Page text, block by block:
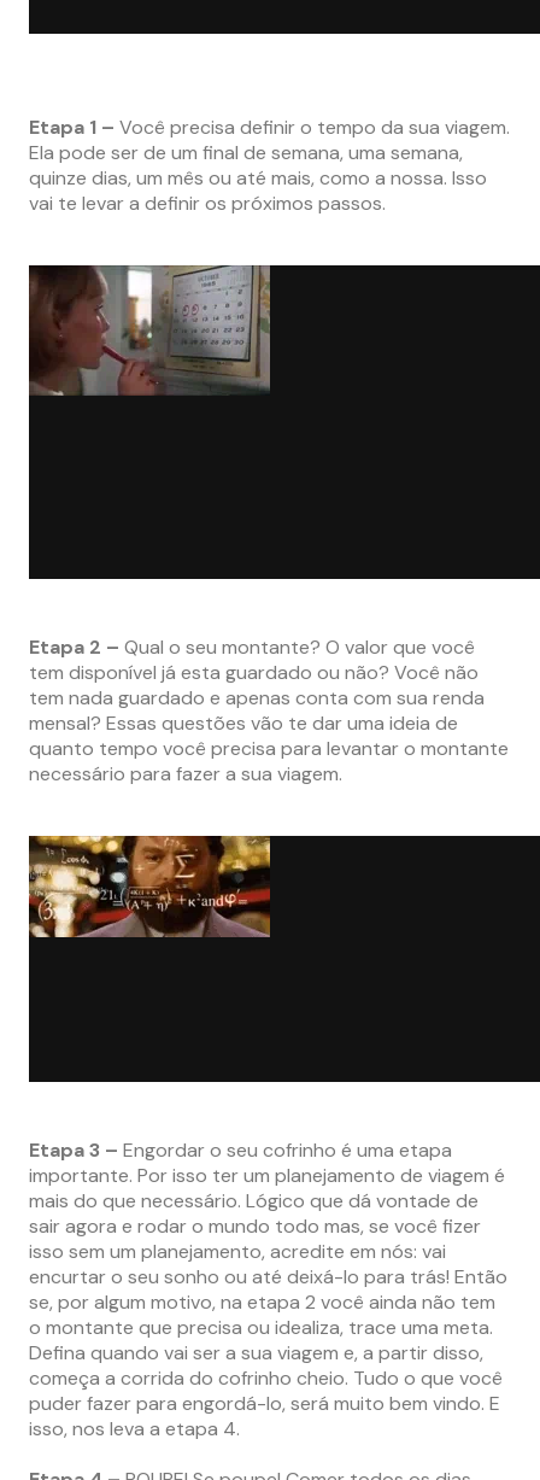
Etapa 1 – Você precisa definir o tempo da sua viagem.
Ela pode ser de um final de semana, uma semana,
quinze dias, um mês ou até mais, como a nossa. Isso
vai te levar a definir os próximos passos.
Etapa 2 – Qual o seu montante? O valor que você
tem disponível já esta guardado ou não? Você não
tem nada guardado e apenas conta com sua renda
mensal? Essas questões vão te dar uma ideia de
quanto tempo você precisa para levantar o montante
necessário para fazer a sua viagem.
Etapa 3 – Engordar o seu cofrinho é uma etapa
importante. Por isso ter um planejamento de viagem é
mais do que necessário. Lógico que dá vontade de
sair agora e rodar o mundo todo mas, se você fizer
isso sem um planejamento, acredite em nós: vai
encurtar o seu sonho ou até deixá-lo para trás! Então
se, por algum motivo, na etapa 2 você ainda não tem
o montante que precisa ou idealiza, trace uma meta.
Defina quando vai ser a sua viagem e, a partir disso,
começa a corrida do cofrinho cheio. Tudo o que você
puder fazer para engordá-lo, será muito bem vindo. E
isso, nos leva a etapa 4.